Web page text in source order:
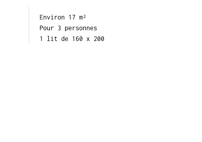
Environ 17 m²
Pour 3 personnes
1 lit de 160 x 200